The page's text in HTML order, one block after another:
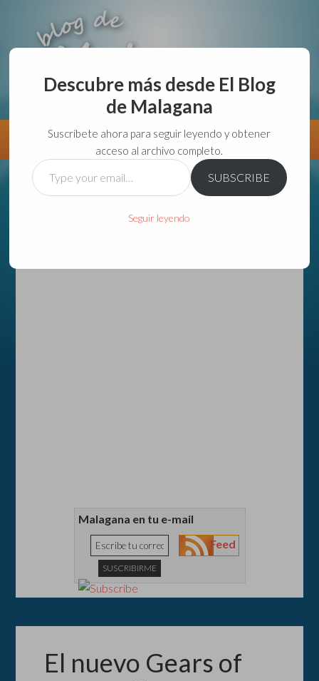
aunque lo haga de malas lo hago....
Información Directorio VivirGuadalajara
Malagana en tu e-mail
Feed
El nuevo Gears of
Descubre más desde El Blog
de Malagana
Suscríbete ahora para seguir leyendo y obtener
acceso al archivo completo.
Type
your
SUBSCRIBE
Seguir leyendo